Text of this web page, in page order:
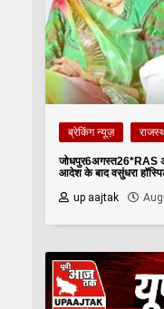
ब्रेकिंग न्यूज़
जोधपुर6अगस्त26*RAS
आदेश के बाद वसुंधरा
up aajtak